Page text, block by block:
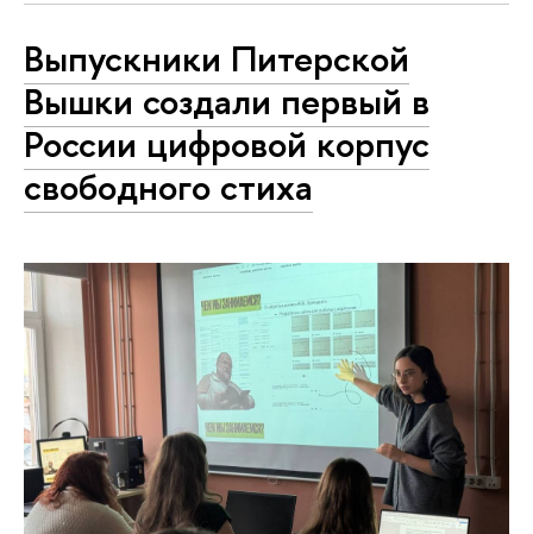
Выпускники Питерской
Вышки создали первый в
России цифровой корпус
свободного стиха